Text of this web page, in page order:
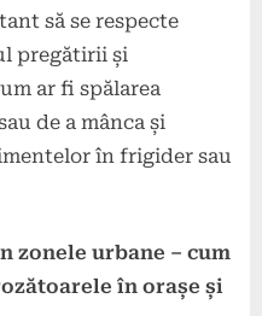
să se respecte
pregătirii și
ar fi spălarea
de a mânca și
în frigider sau
zonele urbane – cum
în orașe și